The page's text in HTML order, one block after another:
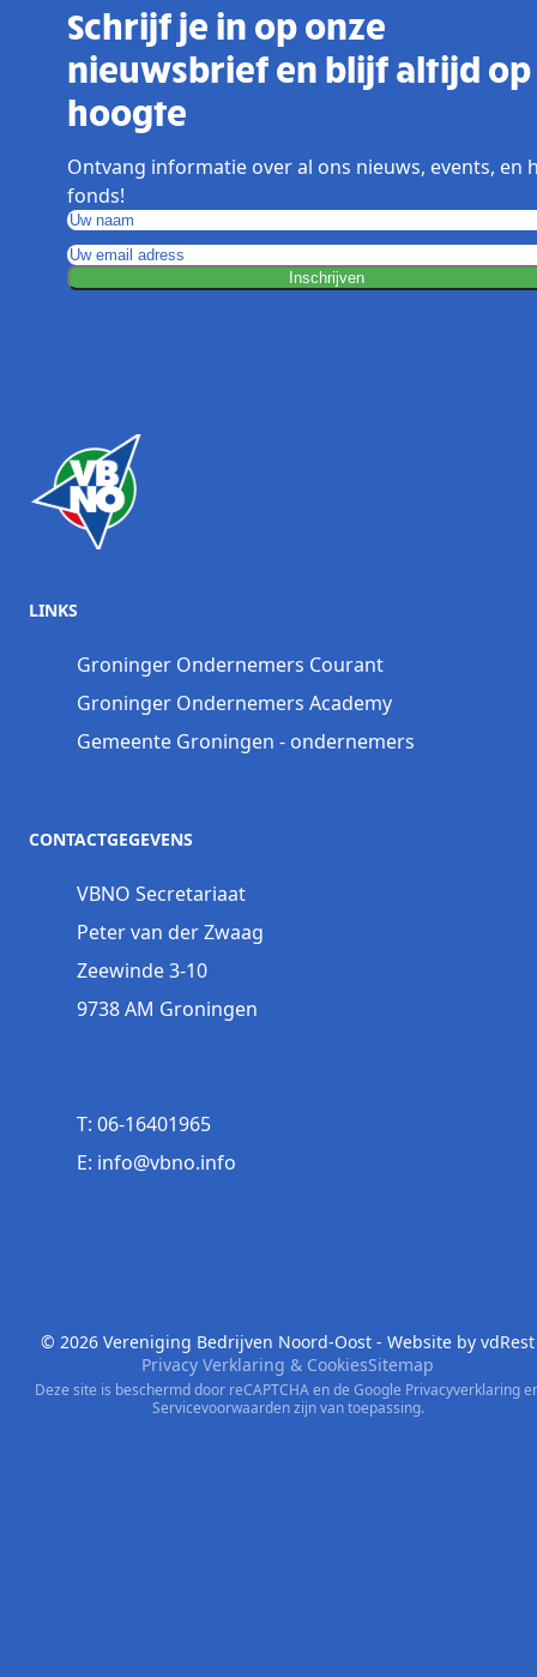
Schrijf je in op onze
nieuwsbrief en blijf altijd op
hoogte
Ontvang informatie over al ons nieuws, events, en
fonds!
Inschrijven
LINKS
Groninger Ondernemers Courant
Groninger Ondernemers Academy
Gemeente Groningen - ondernemers
CONTACTGEGEVENS
VBNO Secretariaat
Peter van der Zwaag
Zeewinde 3-10
9738 AM Groningen
T: 06-16401965
E: info@vbno.info
© 2026 Vereniging Bedrijven Noord-Oost - Website by vdRest
Privacy Verklaring & CookiesSitemap
Deze site is beschermd door reCAPTCHA en de Google Privacyverklaring
Servicevoorwaardenzijn van toepassing.